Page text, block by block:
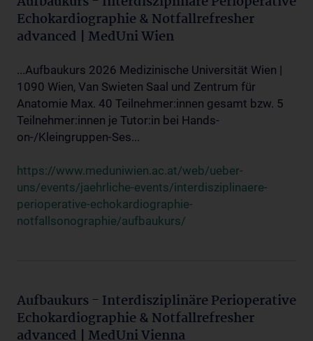
Echokardiographie & Notfallrefresher
advanced | MedUni Wien
...Aufbaukurs 2026 Medizinische Universität Wien |
1090 Wien, Van Swieten Saal und Zentrum für
Anatomie Max. 40 Teilnehmer:innen gesamt bzw. 5
Teilnehmer:innen je Tutor:in bei Hands-
on-/Kleingruppen-Ses...
https://www.meduniwien.ac.at/web/ueber-
uns/events/jaehrliche-events/interdisziplinaere-
perioperative-echokardiographie-
notfallsonographie/aufbaukurs/
Aufbaukurs - Interdisziplinäre Perioperative
Echokardiographie & Notfallrefresher
advanced | MedUni Vienna